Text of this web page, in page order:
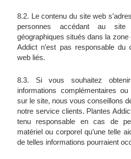
8.2. Le contenu du site web
personnes accédant au
géographiques situés dans la zone
Addict n’est pas responsable du
web liés.
8.3. Si vous souhaitez
informations complémentaires
sur le site, nous vous conseillons
notre service clients. Plantes
tenu responsable en cas de
matériel ou corporel qu’une telle
de telles informations pourraient